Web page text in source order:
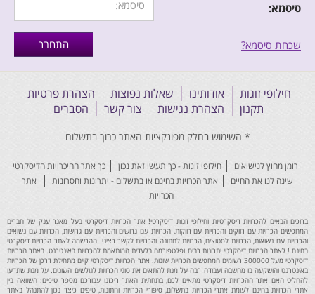
סיסמא:
שכחת סיסמא?
חילופי זוגות אודותינו שאלות נפוצות
הצהרת פרטיות
תקנון
הצהרת נגישות צור קשר הסברים
רומן מחוץ לנישואים חילופי זוגות - כך תעשו זאת נכון
כך אתר ההיכרויות הדיסקרטי
שינה לנו את החיים
אתר הכרויות בחינם או בתשלום - יתרונות וחסרונות
אתר
הכרויות
ברוכים הבאים להכרויות דיסקרטיות וחילופי זוגות דיסקרטי! אתר הכרויות דיסקרטי בעל מאגר ענק של חברים
המחפשים הכרויות עם רווקים והכרויות עם רווקות, הכרויות עם גרושים והכרויות עם גרושות, הכרויות עם נשואים
והכרויות עם נשואות, הכרויות לסטוצים, הכרויות לחתונה והכרויות לקשר רציני. ההרשמה לאתר הכרויות דיסקרטי
בחינם ! לאתר הכרויות דיסקרטי יתרונות רבים ופלטפורמה בלעדית המותאמת להכרויות באינטרנט. באתר הכרויות
דיסקרטי מעל 300000 רשומים המחפשים הכרויות שונות. אתר הכרויות דיסקרטי קיים מתחילת דרכן של הכרויות
באינטרנט והושקעה בו מחשבה ועבודה רבה על מנת להתאים את סוגי הכרויות לגולשים השונים. על מנת שתדעו
להחליט האם אתר ההכרויות דיסקרטי מתאים לכם, בתחתית האתר ריכזנו עבורכם מספר טיפים: השוואה בין
אתרי הכרויות בחינם לעומת אתרי הכרויות בתשלום, סיפורי הכרויות וחתונות, טיפים כיצד נכון להתנהל באתר